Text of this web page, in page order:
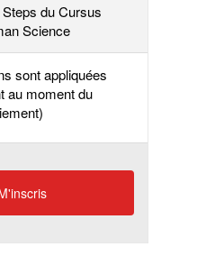
du Cursus
Science
sont appliquées
au moment du